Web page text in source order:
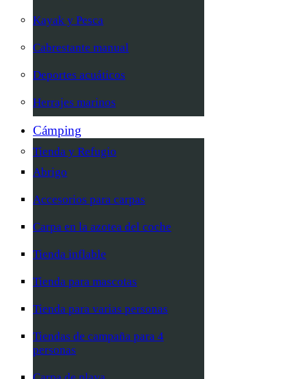
Kayak y Pesca
Cabrestante manual
Deportes acuáticos
Herrajes marinos
Cámping
Tienda y Refugio
Abrigo
Accesorios para carpas
Carpa en la azotea del coche
Tienda inflable
Tienda para mascotas
Tienda para varias personas
Tiendas de campaña para 4
personas